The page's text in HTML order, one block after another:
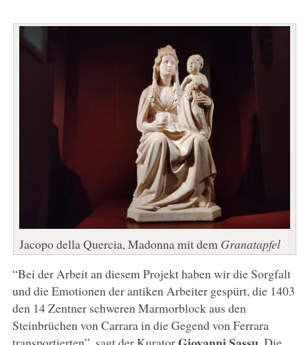
Jacopo della Quercia, Madonna mit dem Granatapfel
“Bei der Arbeit an diesem Projekt haben wir die Sorgfalt
und die Emotionen der antiken Arbeiter gespürt, die 1403
den 14 Zentner schweren Marmorblock aus den
Steinbrüchen von Carrara in die Gegend von Ferrara